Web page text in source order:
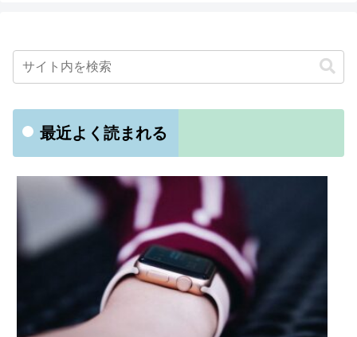
最近よく読まれる